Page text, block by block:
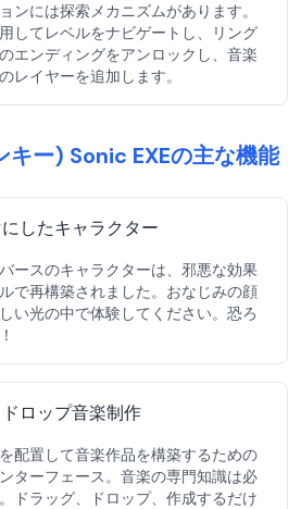
ンには探索メカニズムがあります。
してレベルをナビゲートし、リング
エンディングをアンロックし、音楽
レイヤーを追加します。
ー) Sonic EXEの主な機能
したキャラクター
ースのキャラクターは、邪悪な効果
で再構築されました。おなじみの顔
い光の中で体験してください。恐ろ
ロップ音楽制作
配置して音楽作品を構築するための
ターフェース。音楽の専門知識は必
ドラッグ、ドロップ、作成するだけ